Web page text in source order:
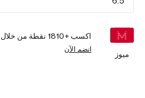
ميوز
اكسب +1810 نقطة من خلال
انضم الآن